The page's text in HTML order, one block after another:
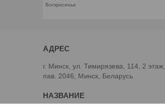
Воскресенье
г. Минск, ул. Тимирязева, 114, 2 этаж,
пав. 2046, Минск, Беларусь